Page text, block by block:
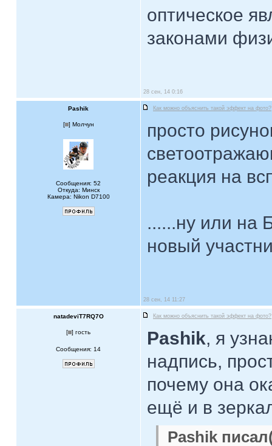
оптическое
законами
28 сен, 14 0:16
Pashik Как можно объяснить такой эффект на фото?
[ ] Молчун
Сообщения: 52
Откуда: Минск
Камера: Nikon D7100
просто
реакция на
......ну или на
новый
28 сен, 14 11:27
natadeviT7RQ7O Как можно объяснить такой эффект на фото?
[ ] гость
Сообщения: 14
Pashik, я
надпись,
почему она
ещё и в
Pashik